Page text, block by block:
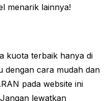
menarik lainnya!
kuota terbaik hanya di
dengan cara mudah dan
pada website ini
lewatkan